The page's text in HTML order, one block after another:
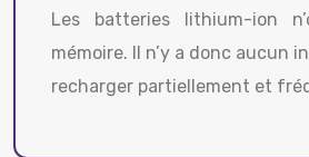
Les batteries lithium-ion
mémoire. Il n’y a donc aucun
recharger partiellement et